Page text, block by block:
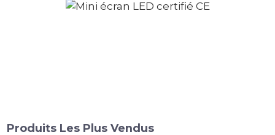
Produits Les Plus Vendus